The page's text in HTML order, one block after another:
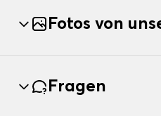
Fotos von
Fragen